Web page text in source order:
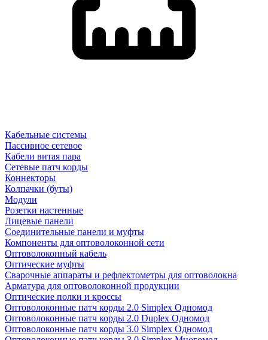
Кабельные системы
Пассивное сетевое
Кабели витая пара
Сетевые патч корды
Коннекторы
Колпачки (буты)
Модули
Розетки настенные
Лицевые панели
Соединительные панели и муфты
Компоненты для оптоволоконной сети
Оптоволоконный кабель
Оптические муфты
Сварочные аппараты и рефлектометры для оптоволокна
Арматура для оптоволоконной продукции
Оптические полки и кроссы
Оптоволоконные патч корды 2.0 Simplex Одномод
Оптоволоконные патч корды 2.0 Duplex Одномод
Оптоволоконные патч корды 3.0 Simplex Одномод